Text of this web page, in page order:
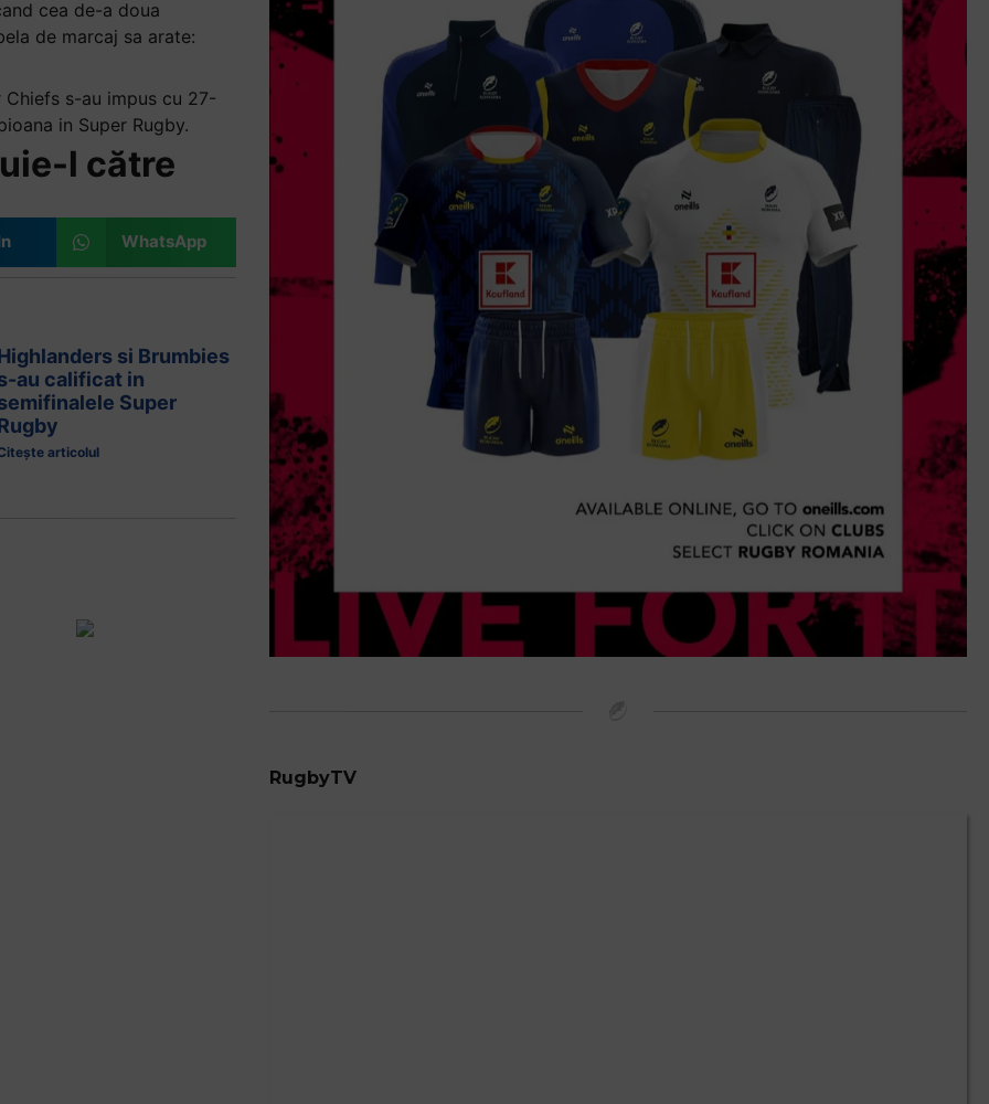
cea de-a doua
de marcaj sa arate:
s-au impus cu 27-
in Super Rugby.
l către
WhatsApp
si Brumbies
au calificat in
Super
articolul
RugbyTV